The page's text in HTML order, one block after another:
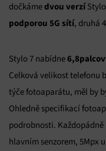
dočkámedvou verzíStylo
podporou 5G sítí, druhá
Stylo 7 nabídne
Celková velikost telefonu
týče fotoaparátu, měl by
Ohledně specifikací
podrobnosti. Každopádně
hlavním senzorem, 5Mpx